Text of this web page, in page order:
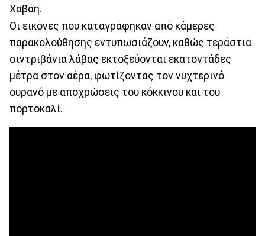
Χαβάη.
Οι εικόνες που καταγράφηκαν από κάμερες
παρακολούθησης εντυπωσιάζουν, καθώς τεράστια
σιντριβάνια λάβας εκτοξεύονται εκατοντάδες
μέτρα στον αέρα, φωτίζοντας τον νυχτερινό
ουρανό με αποχρώσεις του κόκκινου και του
πορτοκαλί.